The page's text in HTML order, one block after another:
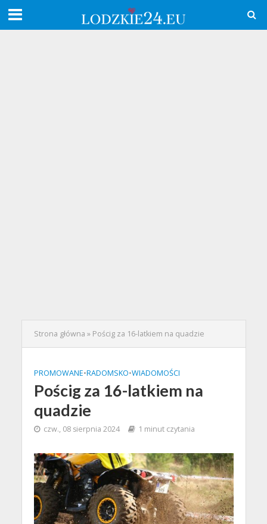
Strona główna » Pościg za 16-latkiem na quadzie
PROMOWANE•RADOMSKO•WIADOMOŚCI
Pościg za 16-latkiem na
quadzie
czw., 08 sierpnia 2024 1 minut czytania